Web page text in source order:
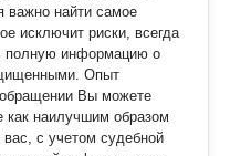
важно найти самое
исключит риски, всегда
полную информацию о
как наилучшим образом
с учетом судебной